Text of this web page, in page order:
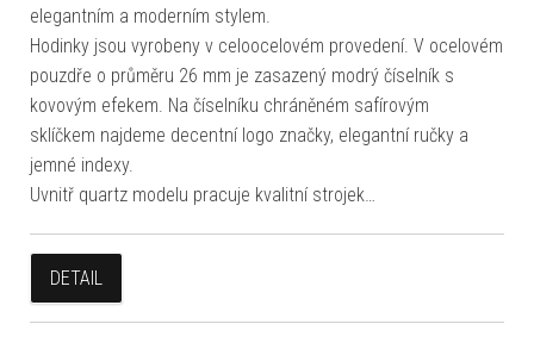
elegantním a moderním stylem.
Hodinky jsou vyrobeny v celoocelovém provedení. V ocelovém
pouzdře o průměru 26 mm je zasazený modrý číselník s
kovovým efekem. Na číselníku chráněném safírovým
sklíčkem najdeme decentní logo značky, elegantní ručky a
jemné indexy.
Uvnitř quartz modelu pracuje kvalitní strojek…
DETAIL